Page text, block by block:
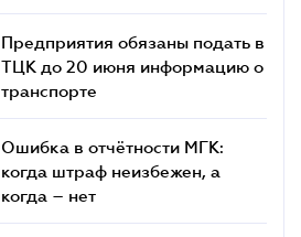
Предприятия обязаны подать в
ТЦК до 20 июня информацию о
транспорте
Ошибка в отчётности МГК:
когда штраф неизбежен, а
когда – нет